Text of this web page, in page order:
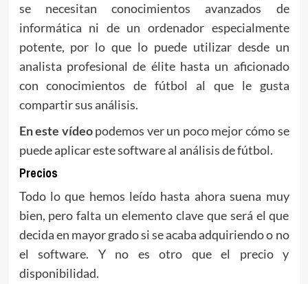
se necesitan conocimientos avanzados de
informática ni de un ordenador especialmente
potente, por lo que lo puede utilizar desde un
analista profesional de élite hasta un aficionado
con conocimientos de fútbol al que le gusta
compartir sus análisis.
En este vídeopodemos ver un poco mejor cómo se
puede aplicar este software al análisis de fútbol.
Precios
Todo lo que hemos leído hasta ahora suena muy
bien, pero falta un elemento clave que será el que
decida en mayor grado si se acaba adquiriendo o no
el software. Y no es otro que el precio y
disponibilidad.